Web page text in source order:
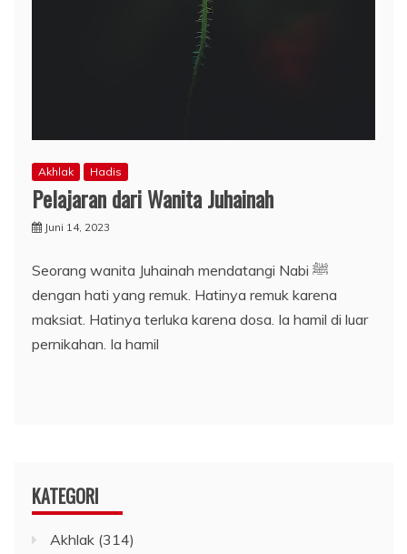
Akhlak Hadis
Pelajaran dari Wanita Juhainah
Juni 14, 2023
Seorang wanita Juhainah mendatangi Nabi ﷺ
dengan hati yang remuk. Hatinya remuk karena
maksiat. Hatinya terluka karena dosa. Ia hamil di luar
pernikahan. Ia hamil
KATEGORI
Akhlak (314)